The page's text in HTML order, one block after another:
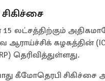
லட்சத்திற்கும்
ஆராய்ச்சிக் கழகத்தின்
தெரிவித்துள்ளது.
கீமோதெரபி சிகிச்சை